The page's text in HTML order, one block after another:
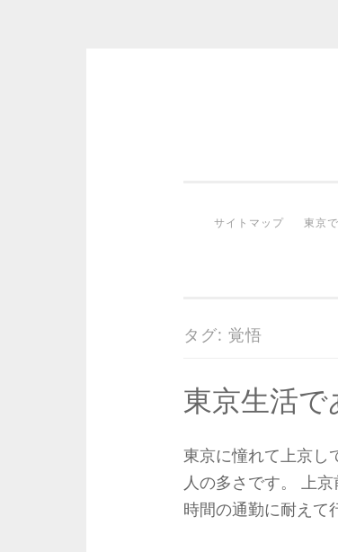
プ
サイトマップ 東京
タグ: 覚悟
東京生活
東京に憧れて上京し
人の多さです。 上
時間の通勤に耐えて